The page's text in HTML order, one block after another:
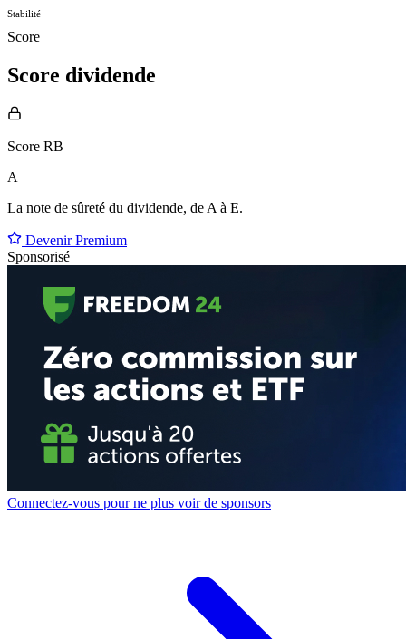
Stabilité
Score
Score dividende
Score RB
A
La note de sûreté du dividende, de A à E.
Devenir Premium
Sponsorisé
Connectez-vous pour ne plus voir de sponsors